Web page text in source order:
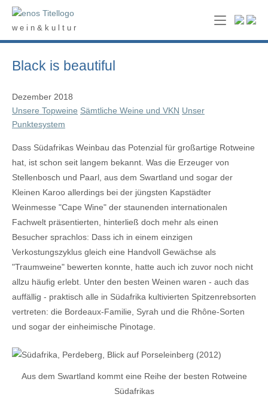
Skip
Home
w e i n & k u l t u r
Black is beautiful
Dezember 2018
Unsere Topweine Sämtliche Weine und VKN Unser
Punktesystem
Dass Südafrikas Weinbau das Potenzial für großartige Rotweine
hat, ist schon seit langem bekannt. Was die Erzeuger von
Stellenbosch und Paarl, aus dem Swartland und sogar der
Kleinen Karoo allerdings bei der jüngsten Kapstädter
Weinmesse "Cape Wine" der staunenden internationalen
Fachwelt präsentierten, hinterließ doch mehr als einen
Besucher sprachlos: Dass ich in einem einzigen
Verkostungszyklus gleich eine Handvoll Gewächse als
"Traumweine" bewerten konnte, hatte auch ich zuvor noch nicht
allzu häufig erlebt. Unter den besten Weinen waren - auch das
auffällig - praktisch alle in Südafrika kultivierten Spitzenrebsorten
vertreten: die Bordeaux-Familie, Syrah und die Rhône-Sorten
und sogar der einheimische Pinotage.
Aus dem Swartland kommt eine Reihe der besten Rotweine
Südafrikas